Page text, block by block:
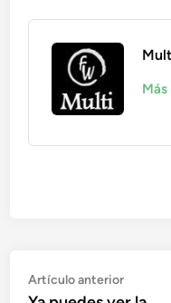
Navegación
Artículo anteriorArtículo